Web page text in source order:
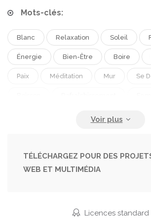
Mots-clés:
Blanc Relaxation Soleil
Énergie Bien-Être Boire
Paix Méditation Mur Se
À L'intérieur
Pieds Nus Ombres Yoga
Pratique Partiel
Jeune Adulte Santé
TÉLÉCHARGEZ POUR DES
WEB ET MULTIMÉDIA
Licences standard